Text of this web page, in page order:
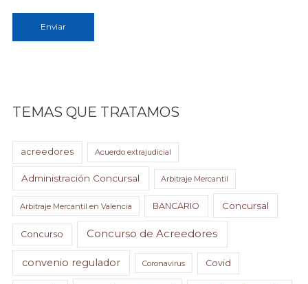
Enviar
TEMAS QUE TRATAMOS
acreedores Acuerdo extrajudicial
Administración Concursal Arbitraje Mercantil
Arbitraje Mercantil en Valencia BANCARIO Concursal
Concurso Concurso de Acreedores
convenio regulador Coronavirus Covid